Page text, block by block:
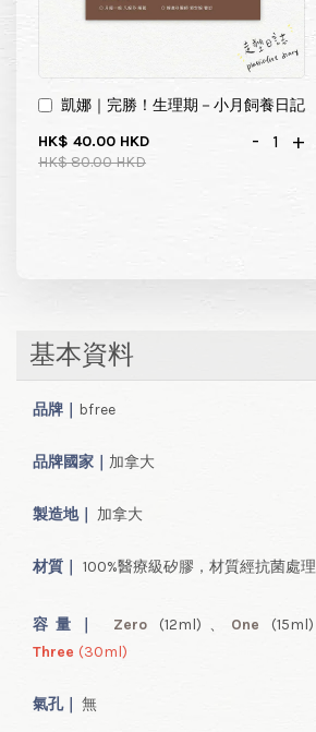
凱娜｜完勝！生理期－小月飼養日記
HK$ 40.00 HKD
HK$ 80.00 HKD
- +
基本資料
品牌｜ bfree
品牌國家｜ 加拿大
製造地｜ 加拿大
材質｜ 100%醫療級矽膠，材質經抗菌處理
容量 Zero (12ml)、 One (15ml)
Three (30ml)
氣孔｜ 無